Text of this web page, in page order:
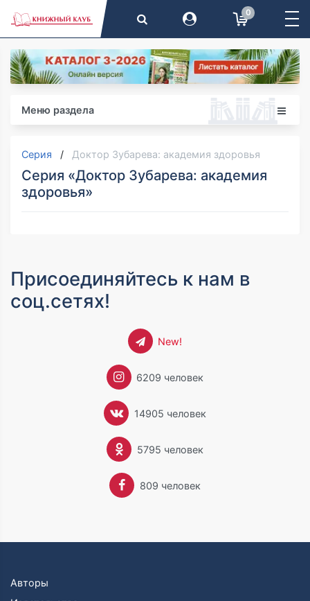
0
Меню раздела
Серия Доктор Зубарева: академия здоровья
Серия «Доктор Зубарева: академия
здоровья»
Присоединяйтесь к нам в
соц.сетях!
New!
6209 человек
14905 человек
5795 человек
809 человек
Авторы